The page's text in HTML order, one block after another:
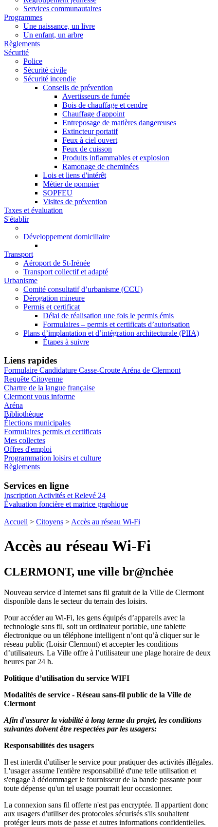
Services communautaires
Programmes
Une naissance, un livre
Un enfant, un arbre
Règlements
Sécurité
Police
Sécurité civile
Sécurité incendie
Conseils de prévention
Avertisseurs de fumée
Bois de chauffage et cendre
Chauffage d'appoint
Entreposage de matières dangereuses
Extincteur portatif
Feux à ciel ouvert
Feux de cuisson
Produits inflammables et explosion
Ramonage de cheminées
Lois et liens d'intérêt
Métier de pompier
SOPFEU
Visites de prévention
Taxes et évaluation
S'établir
Développement domiciliaire
Transport
Aéroport de St-Irénée
Transport collectif et adapté
Urbanisme
Comité consultatif d’urbanisme (CCU)
Dérogation mineure
Permis et certificat
Délai de réalisation une fois le permis émis
Formulaires – permis et certificats d’autorisation
Plans d’implantation et d’intégration architecturale (PIIA)
Étapes à suivre
Liens rapides
Formulaire Candidature Casse-Croute Aréna de Clermont
Requête Citoyenne
Chartre de la langue française
Clermont vous informe
Aréna
Bibliothèque
Élections municipales
Formulaires permis et certificats
Mes collectes
Offres d'emploi
Programmation loisirs et culture
Règlements
Services en ligne
Inscription Activités et Relevé 24
Évaluation foncière et matrice graphique
Accueil > Citoyens > Accès au réseau Wi-Fi
Accès au réseau Wi-Fi
CLERMONT, une ville br@nchée
Nouveau service d'Internet sans fil gratuit de la Ville de Clermont
disponible dans le secteur du terrain des loisirs.
Pour accéder au Wi-Fi, les gens équipés d’appareils avec la
technologie sans fil, soit un ordinateur portable, une tablette
électronique ou un téléphone intelligent n’ont qu’à cliquer sur le
réseau public (Loisir Clermont) et accepter les conditions
d’utilisateurs. La Ville offre à l’utilisateur une plage horaire de deux
heures par 24 h.
Politique d’utilisation du service WIFI
Modalités de service - Réseau sans-fil public de la Ville de
Clermont
Afin d'assurer la viabilité à long terme du projet, les conditions
suivantes doivent être respectées par les usagers:
Responsabilités des usagers
Il est interdit d'utiliser le service pour pratiquer des activités illégales.
L'usager assume l'entière responsabilité d'une telle utilisation et
s'engage à dédommager le fournisseur de la bande passante pour
toute dépense qu'un tel usage pourrait leur occasionner.
La connexion sans fil offerte n'est pas encryptée. Il appartient donc
aux usagers d'utiliser des protocoles sécurisés s'ils souhaitent
protéger leurs mots de passe et autres informations confidentielles.